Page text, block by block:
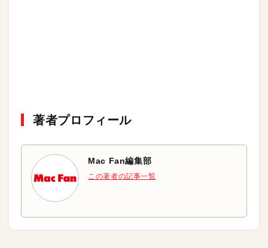
著者プロフィール
Mac Fan編集部
この著者の記事一覧